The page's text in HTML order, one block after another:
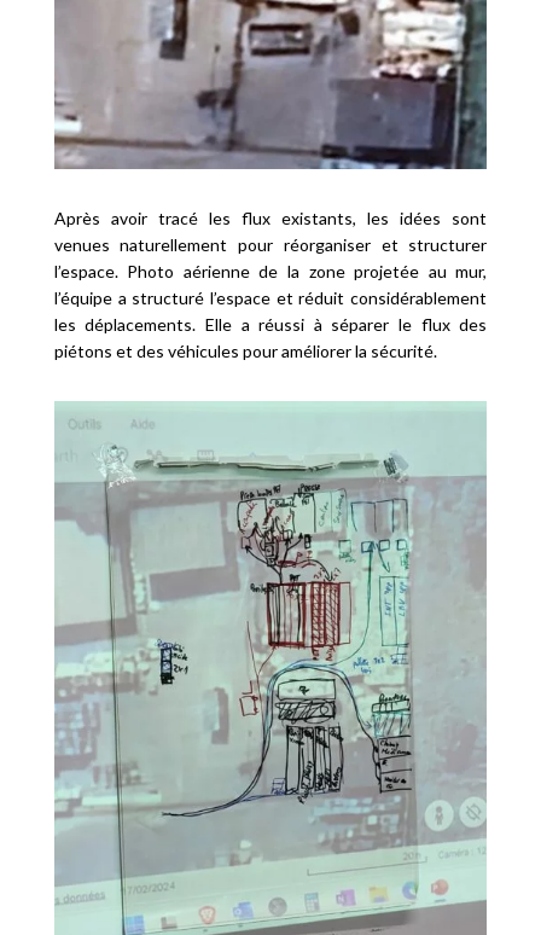
Après avoir tracé les flux existants, les idées sont
venues naturellement pour réorganiser et structurer
l’espace. Photo aérienne de la zone projetée au mur,
l’équipe a structuré l’espace et réduit considérablement
les déplacements. Elle a réussi à séparer le flux des
piétons et des véhicules pour améliorer la sécurité.